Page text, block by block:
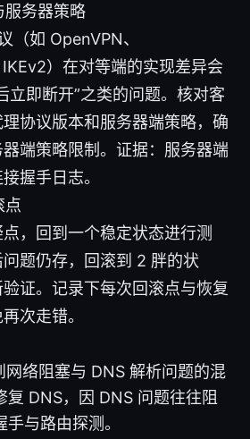
服务器策略
（如 OpenVPN、
）在对等端的实现差异会
立即断开”之类的问题。核对客
协议版本和服务器端策略，确
端策略限制。证据：服务器端
握手日志。
点
，回到一个稳定状态进行测
题仍存，回滚到 2 胖的状
证。记录下每次回滚点与恢复
次走错。
络阻塞与 DNS 解析问题的混
复 DNS，因 DNS 问题往往阻
与路由探测。